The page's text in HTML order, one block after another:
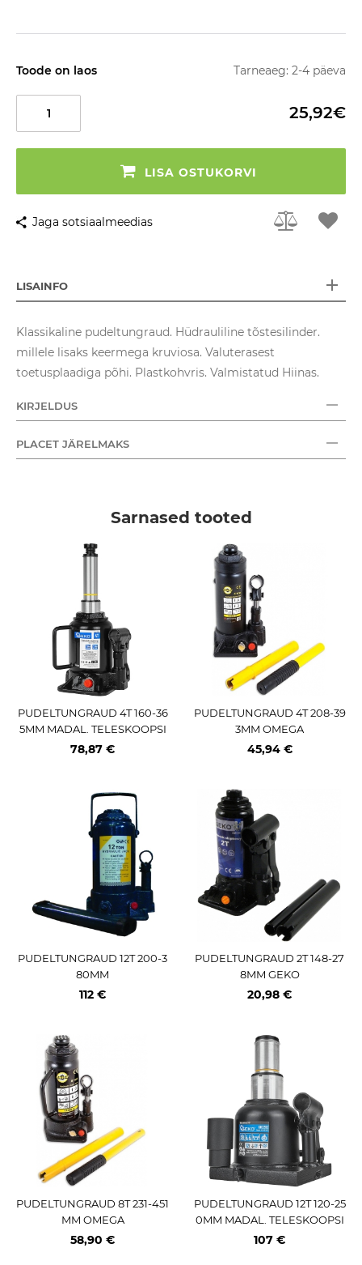
Toode on laos Tarneaeg: 2-4 päeva
25,92€
LISA OSTUKORVI
Jaga sotsiaalmeedias
LISAINFO
Klassikaline pudeltungraud. Hüdrauliline tõstesilinder.
millele lisaks keermega kruviosa. Valuterasest
toetusplaadiga põhi. Plastkohvris. Valmistatud Hiinas.
KIRJELDUS
PLACET JÄRELMAKS
Sarnased tooted
PUDELTUNGRAUD 4T 160-36
5MM MADAL. TELESKOOPSI
LINDER GEKO
78,87 €
PUDELTUNGRAUD 4T 208-39
3MM OMEGA
45,94 €
PUDELTUNGRAUD 12T 200-3
80MM
112 €
PUDELTUNGRAUD 2T 148-27
8MM GEKO
20,98 €
PUDELTUNGRAUD 8T 231-451
MM OMEGA
58,90 €
PUDELTUNGRAUD 12T 120-25
0MM MADAL. TELESKOOPSI
LINDER GEKO
107 €